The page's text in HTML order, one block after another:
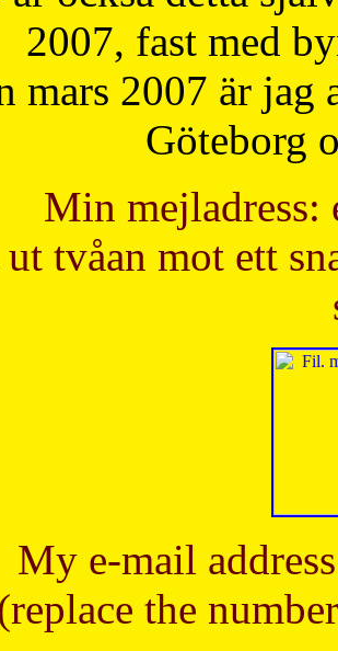
2007, fast med
mars 2007 är
Göteborg
Min mejladress:
tvåan mot ett
My e-mail
the